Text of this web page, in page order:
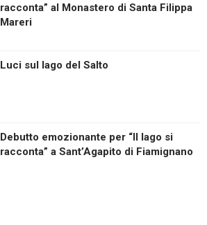
racconta” al Monastero di Santa Filippa
Mareri
Luci sul lago del Salto
Debutto emozionante per “Il lago si
racconta” a Sant’Agapito di Fiamignano